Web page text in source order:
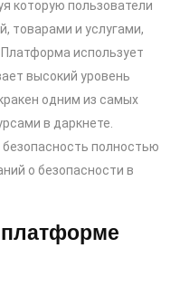
которую пользователи
товарами и услугами,
использует
высокий уровень
одним из самых
в даркнете.
полностью
о безопасности в